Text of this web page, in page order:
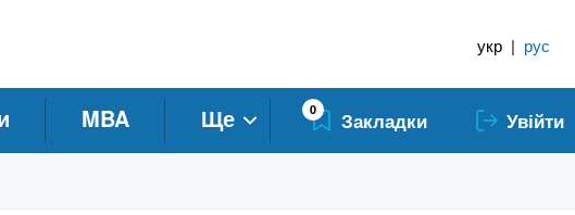
укр | рус
MBA Ще 0 Закладки Увійти